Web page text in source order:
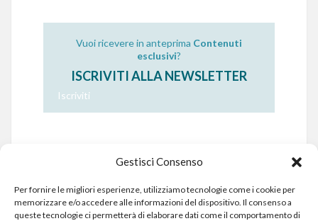
Gestisci Consenso
Per fornire le migliori esperienze, utilizziamo tecnologie come i cookie per
memorizzare e/o accedere alle informazioni del dispositivo. Il consenso a
queste tecnologie ci permetterà di elaborare dati come il comportamento di
Vuoi ricevere in anteprima Contenuti
esclusivi?
ISCRIVITI ALLA NEWSLETTER
Iscriviti